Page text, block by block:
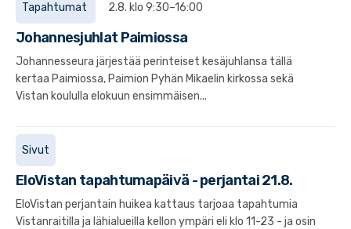
Tapahtumat 2.8. klo 9:30–16:00
Johannesjuhlat Paimiossa
Johannesseura järjestää perinteiset kesäjuhlansa tällä
kertaa Paimiossa, Paimion Pyhän Mikaelin kirkossa sekä
Vistan koululla elokuun ensimmäisen...
Sivut
EloVistan tapahtumapäivä - perjantai 21.8.
EloVistan perjantain huikea kattaus tarjoaa tapahtumia
Vistanraitilla ja lähialueilla kellon ympäri eli klo 11-23 - ja osin